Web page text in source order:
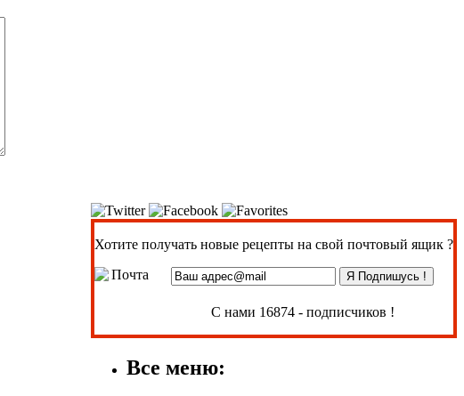
Хотите получать новые рецепты на свой почтовый ящик ?
С нами 16874 - подписчиков !
Все меню: